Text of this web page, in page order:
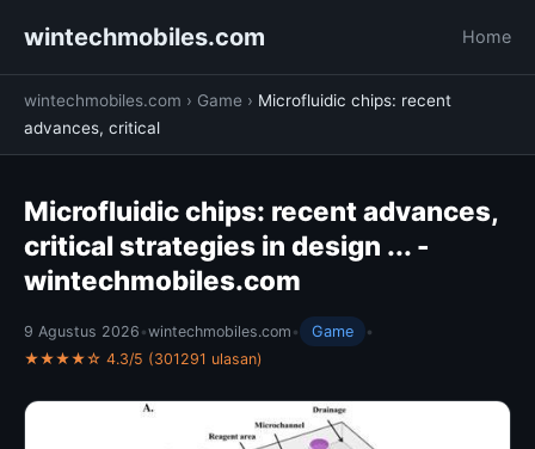
wintechmobiles.com Home
wintechmobiles.com › Game › Microfluidic chips: recent
advances, critical
Microfluidic chips: recent advances,
critical strategies in design ... -
wintechmobiles.com
9 Agustus 2026 •wintechmobiles.com • Game
•
★★★★☆ 4.3/5 (301291 ulasan)